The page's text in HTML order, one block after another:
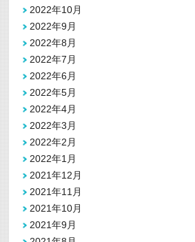
2022年10月
2022年9月
2022年8月
2022年7月
2022年6月
2022年5月
2022年4月
2022年3月
2022年2月
2022年1月
2021年12月
2021年11月
2021年10月
2021年9月